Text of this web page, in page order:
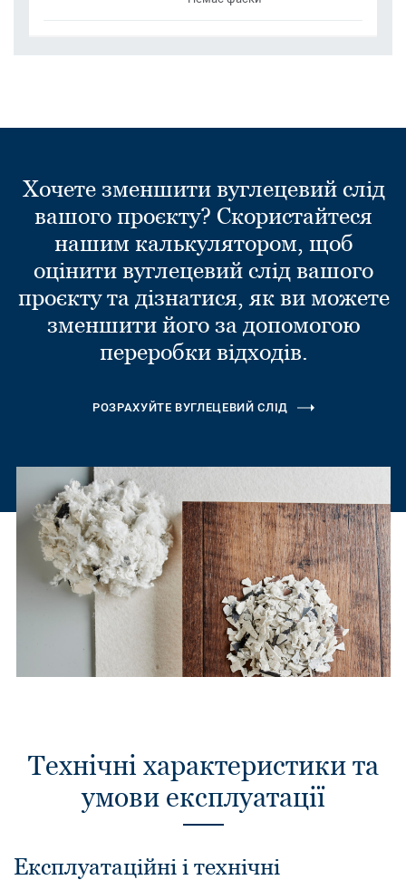
Хочете зменшити вуглецевий слід
вашого проєкту? Скористайтеся
нашим калькулятором, щоб
оцінити вуглецевий слід вашого
проєкту та дізнатися, як ви можете
зменшити його за допомогою
переробки відходів.
РОЗРАХУЙТЕ ВУГЛЕЦЕВИЙ СЛІД
Технічні характеристики та
умови експлуатації
Експлуатаційні і технічні